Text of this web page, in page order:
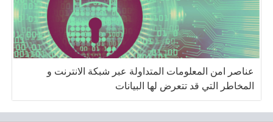
عناصر امن المعلومات المتداولة عبر شبكة الانترنت و
المخاطر التي قد تتعرض لها البيانات